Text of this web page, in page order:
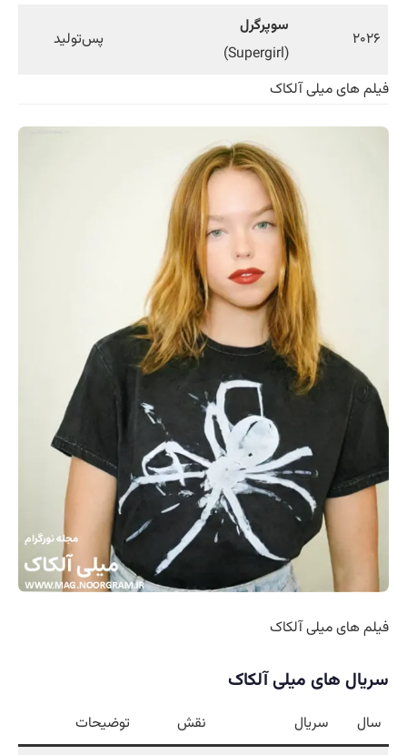
۲۰۲۶
سوپرگرل
(Supergirl)
پس‌تولید
فیلم‌ های میلی آلکاک
فیلم های میلی آلکاک
سریال های میلی آلکاک
سال سریال نقش توضیحات